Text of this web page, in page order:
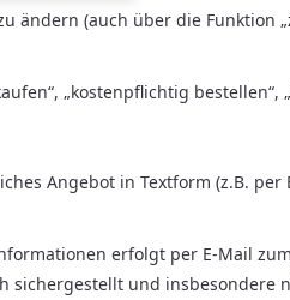
(auch über die Funktion
„kostenpflichtig bestellen“,
Angebot in Textform (z.B. per
erfolgt per E-Mail
und insbesondere